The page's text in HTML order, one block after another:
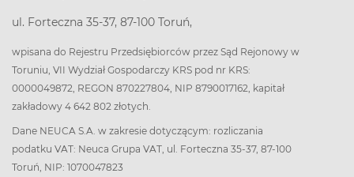
ul. Forteczna 35-37, 87-100 Toruń,
wpisana do Rejestru Przedsiębiorców przez Sąd Rejonowy w
Toruniu, VII Wydział Gospodarczy KRS pod nr KRS:
0000049872, REGON 870227804, NIP 8790017162, kapitał
zakładowy 4 642 802 złotych.
Dane NEUCA S.A. w zakresie dotyczącym: rozliczania
podatku VAT: Neuca Grupa VAT, ul. Forteczna 35-37, 87-100
Toruń, NIP: 1070047823